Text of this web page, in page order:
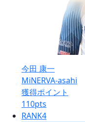
今田 康一
MiNERVA-asahi
獲得ポイント
110pts
RANK4